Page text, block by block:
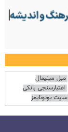
مبل مینیمال
اعتبارسنجی بانکی
سایت یوتوتایمز